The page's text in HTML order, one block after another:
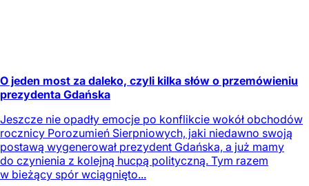
O jeden most za daleko, czyli kilka słów o przemówieniu
prezydenta Gdańska
Jeszcze nie opadły emocje po konflikcie wokół obchodów
rocznicy Porozumień Sierpniowych, jaki niedawno swoją
postawą wygenerował prezydent Gdańska, a już mamy
do czynienia z kolejną hucpą polityczną. Tym razem
w bieżący spór wciągnięto...